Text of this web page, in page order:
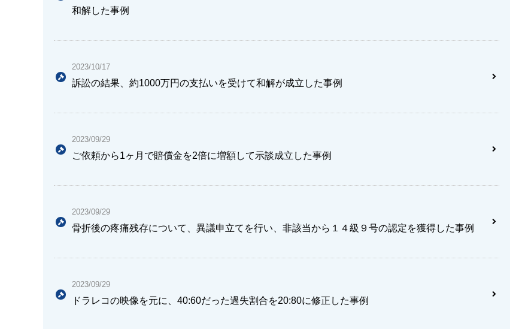
和解した事例
2023/10/17
訴訟の結果、約1000万円の支払いを受けて和解が成立した事例
2023/09/29
ご依頼から1ヶ月で賠償金を2倍に増額して示談成立した事例
2023/09/29
骨折後の疼痛残存について、異議申立てを行い、非該当から１４級９号の認定を獲得した事例
2023/09/29
ドラレコの映像を元に、40:60だった過失割合を20:80に修正した事例